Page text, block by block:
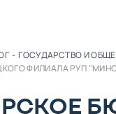
- ГОСУДАРСТВО И
ФИЛИАЛА РУП